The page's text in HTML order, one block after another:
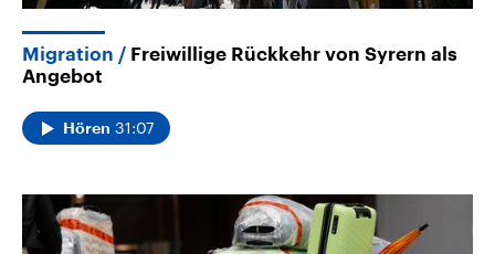
Migration
Freiwillige Rückkehr von Syrern als
Angebot
Hören 31:07